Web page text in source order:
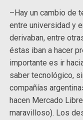
–Hay un cambio de
entre universidad y
derivaban, entre
éstas iban a hacer
importante es ir
saber tecnológico,
compañías
hacen Mercado
maravilloso). Los